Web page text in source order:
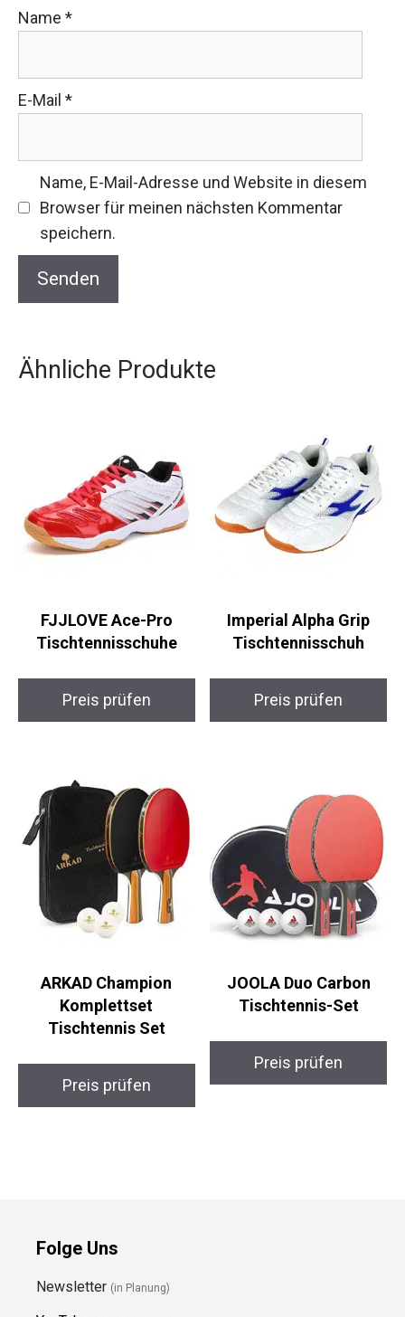
Name *
E-Mail *
Name, E-Mail-Adresse und Website in diesem
Browser für meinen nächsten Kommentar
speichern.
Ähnliche Produkte
FJJLOVE Ace-Pro
Tischtennisschuhe
Preis prüfen
Imperial Alpha Grip
Tischtennisschuh
Preis prüfen
ARKAD Champion
Komplettset
Tischtennis Set
Preis prüfen
JOOLA Duo Carbon
Tischtennis-Set
Preis prüfen
Folge Uns
Newsletter (in Planung)